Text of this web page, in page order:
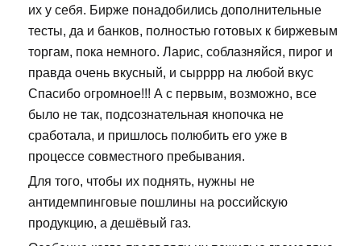
их у себя. Бирже понадобились дополнительные
тесты, да и банков, полностью готовых к биржевым
торгам, пока немного. Ларис, соблазняйся, пирог и
правда очень вкусный, и сырррр на любой вкус
Спасибо огромное!!! А с первым, возможно, все
было не так, подсознательная кнопочка не
сработала, и пришлось полюбить его уже в
процессе совместного пребывания.
Для того, чтобы их поднять, нужны не
антидемпинговые пошлины на российскую
продукцию, а дешёвый газ.